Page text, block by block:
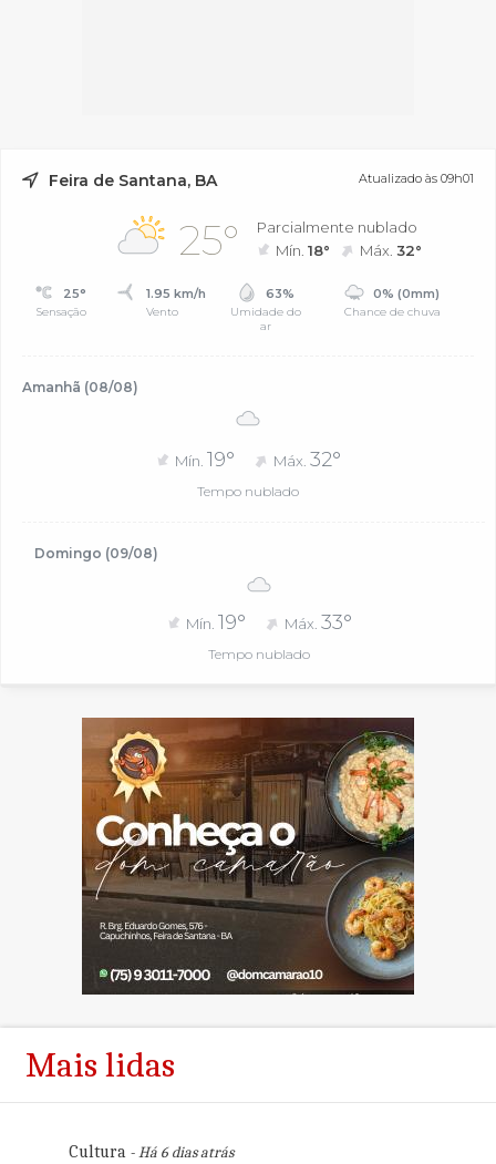
Feira de Santana, BA Atualizado às 09h01
25°
Parcialmente nublado
Mín.18° Máx.32°
25°
Sensação
1.95 km/h
Vento
63%
Umidade do
ar
0% (0mm)
Chance de chuva
Amanhã (08/08)
Mín. 19° Máx. 32°
Tempo nublado
Domingo (09/08)
Mín. 19° Máx. 33°
Tempo nublado
Mais lidas
Cultura- Há 6 dias atrás